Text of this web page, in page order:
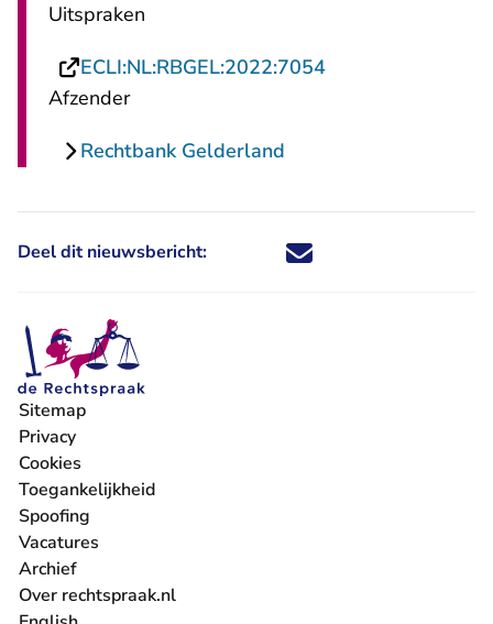
Uitspraken
ECLI:NL:RBGEL:2022:7054- U verlaat
Afzender
Rechtbank Gelderland
Deel dit nieuwsbericht: Deel dit nieuwsbericht via X -
Deel dit nieuwsbericht via
Deel dit nieuwsbericht
Deel dit
Sitemap
Privacy
Cookies
Toegankelijkheid
Spoofing
Vacatures
- U verlaat Rechtspraak.nl
Archief
Over rechtspraak.nl